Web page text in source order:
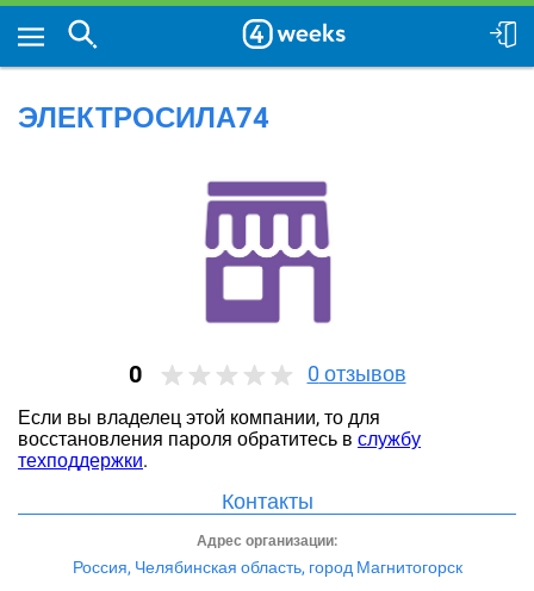
ЭЛЕКТРОСИЛА74
0 0 отзывов
Если вы владелец этой компании, то для
восстановления пароля обратитесь в службу
техподдержки.
Контакты
Адрес организации:
Россия, Челябинская область, город Магнитогорск